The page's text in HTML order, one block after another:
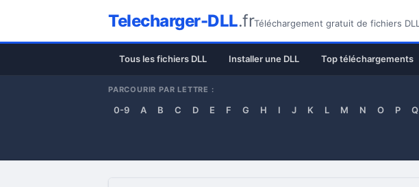
Telecharger-DLL.frTéléchargement gratuit de fichiers DLL
Tous les fichiers DLL Installer une DLL Top téléchargements
PARCOURIR PAR LETTRE :
0-9 A B C D E F G H I J K L M N O P Q